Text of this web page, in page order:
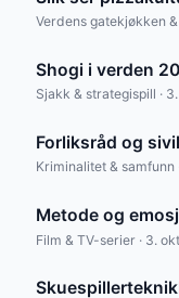
Verdens gatekjøkken
Shogi i verden
Sjakk & strategispill ·
Forliksråd og
Kriminalitet & samfunn
Metode og
Film & TV-serier · 3.